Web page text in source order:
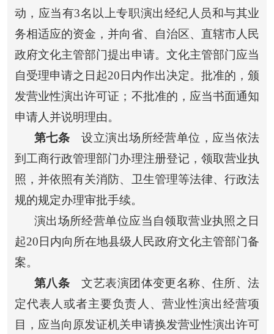
动，应当有3名以上专职演出经纪人员和与其业
务相适应的资金，并向省、自治区、直辖市人民
政府文化主管部门提出申请。文化主管部门应当
自受理申请之日起20日内作出决定。批准的，颁
发营业性演出许可证；不批准的，应当书面通知
申请人并说明理由。
第七条 设立演出场所经营单位，应当依法
到工商行政管理部门办理注册登记，领取营业执
照，并依照有关消防、卫生管理等法律、行政法
规的规定办理审批手续。
演出场所经营单位应当自领取营业执照之日
起20日内向所在地县级人民政府文化主管部门备
案。
第八条 文艺表演团体变更名称、住所、法
定代表人或者主要负责人、营业性演出经营项
目，应当向原发证机关申请换发营业性演出许可